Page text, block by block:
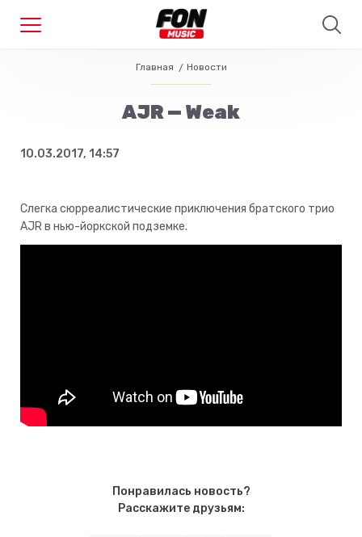
Главная Новости
AJR — Weak
10.03.2017, 14:57
Слегка сюрреалистические приключения братского трио
AJR в нью-йоркской подземке.
Понравилась новость?
Расскажите друзьям: